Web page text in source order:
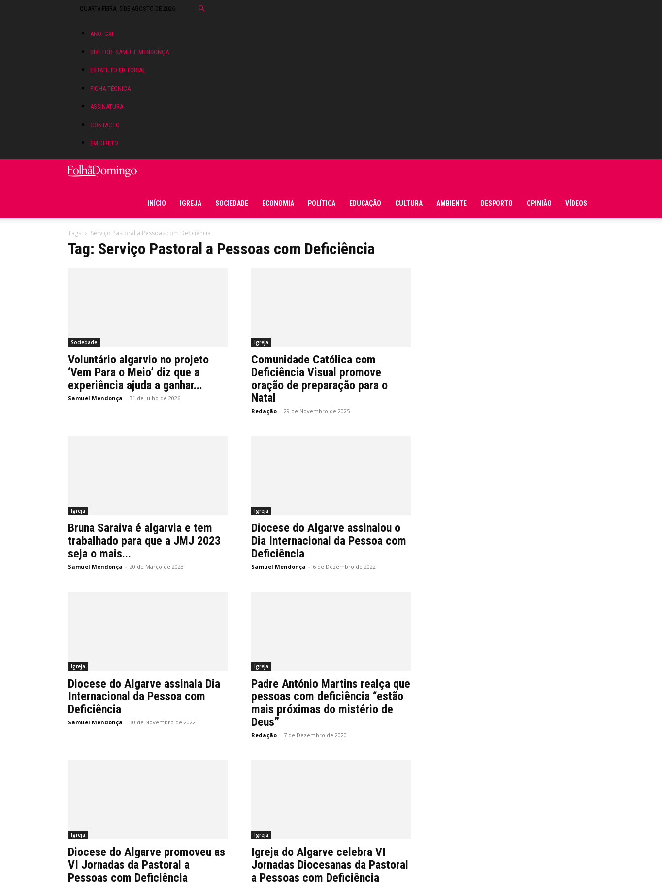
QUARTA-FEIRA, 5 DE AGOSTO DE 2026
ANO: CXII
DIRETOR: SAMUEL MENDONÇA
ESTATUTO EDITORIAL
FICHA TÉCNICA
ASSINATURA
CONTACTO
EM DIRETO
INÍCIO IGREJA SOCIEDADE ECONOMIA POLÍTICA EDUCAÇÃO CULTURA AMBIENTE DESPORTO OPINIÃO VÍDEOS
Tags Serviço Pastoral a Pessoas com Deficiência
Tag: Serviço Pastoral a Pessoas com Deficiência
Sociedade
Voluntário algarvio no projeto
‘Vem Para o Meio’ diz que a
experiência ajuda a ganhar...
Samuel Mendonça - 31 de Julho de 2026
Igreja
Comunidade Católica com
Deficiência Visual promove
oração de preparação para o
Natal
Redação - 29 de Novembro de 2025
Igreja
Bruna Saraiva é algarvia e tem
trabalhado para que a JMJ 2023
seja o mais...
Samuel Mendonça - 20 de Março de 2023
Igreja
Diocese do Algarve assinalou o
Dia Internacional da Pessoa com
Deficiência
Samuel Mendonça - 6 de Dezembro de 2022
Igreja
Diocese do Algarve assinala Dia
Internacional da Pessoa com
Deficiência
Samuel Mendonça - 30 de Novembro de 2022
Igreja
Padre António Martins realça que
pessoas com deficiência “estão
mais próximas do mistério de
Deus”
Redação - 7 de Dezembro de 2020
Igreja
Diocese do Algarve promoveu as
VI Jornadas da Pastoral a
Pessoas com Deficiência
Igreja
Igreja do Algarve celebra VI
Jornadas Diocesanas da Pastoral
a Pessoas com Deficiência